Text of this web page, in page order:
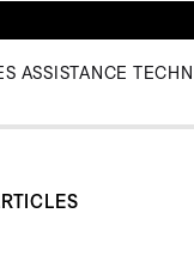
ASSISTANCE